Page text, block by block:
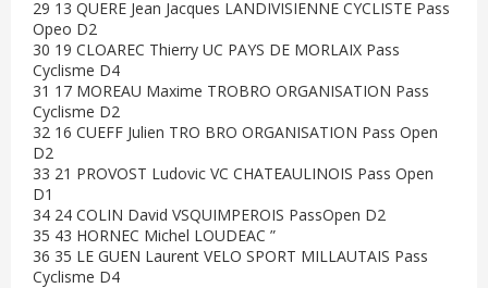
29 13 QUERE Jean Jacques LANDIVISIENNE CYCLISTE Pass
Opeo D2
30 19 CLOAREC Thierry UC PAYS DE MORLAIX Pass
Cyclisme D4
31 17 MOREAU Maxime TROBRO ORGANISATION Pass
Cyclisme D2
32 16 CUEFF Julien TRO BRO ORGANISATION Pass Open
D2
33 21 PROVOST Ludovic VC CHATEAULINOIS Pass Open
D1
34 24 COLIN David VSQUIMPEROIS PassOpen D2
35 43 HORNEC Michel LOUDEAC ”
36 35 LE GUEN Laurent VELO SPORT MILLAUTAIS Pass
Cyclisme D4